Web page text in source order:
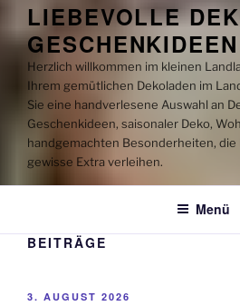
LIEBEVOLLE
GESCHENKIDEEN
Herzlich willkommen im kleinen
Ihrem gemütlichen Dekoladen im
Sie eine handverlesene Auswahl an
Geschenkideen, saisonaler Deko,
handgemachten Besonderheiten, die
gewisse Extra verleihen.
Menü
BEITRÄGE
VERÖFFENTLICHT
3. AUGUST 2026